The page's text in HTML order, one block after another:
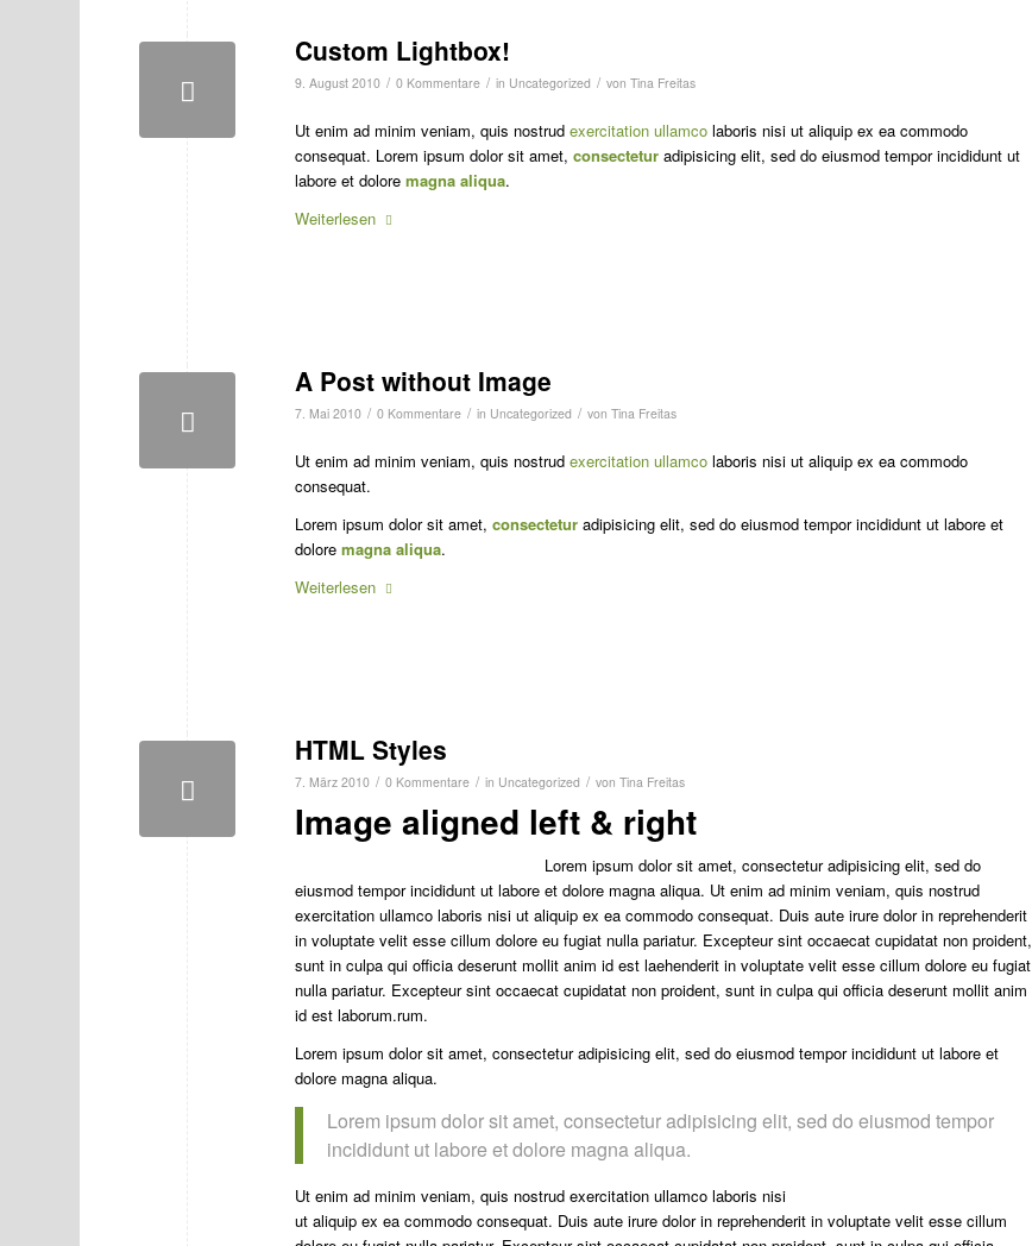
Custom Lightbox!
9. August 2010 / 0 Kommentare / in Uncategorized / vonTina Freitas
Ut enim ad minim veniam, quis nostrudexercitation ullamco laboris nisi ut aliquip ex ea commodo
consequat. Lorem ipsum dolor sit amet,consectetur adipisicing elit, sed do eiusmod tempor incididunt ut
labore et doloremagna aliqua.
Weiterlesen
A Post without Image
7. Mai 2010 / 0 Kommentare / in Uncategorized / vonTina Freitas
Ut enim ad minim veniam, quis nostrudexercitation ullamco laboris nisi ut aliquip ex ea commodo
consequat.
Lorem ipsum dolor sit amet,consectetur adipisicing elit, sed do eiusmod tempor incididunt ut labore et
doloremagna aliqua.
Weiterlesen
HTML Styles
7. März 2010 / 0 Kommentare / in Uncategorized / vonTina Freitas
Image aligned left & right
Lorem ipsum dolor sit amet, consectetur adipisicing elit, sed do
eiusmod tempor incididunt ut labore et dolore magna aliqua. Ut enim ad minim veniam, quis nostrud
exercitation ullamco laboris nisi ut aliquip ex ea commodo consequat. Duis aute irure dolor in reprehenderit
in voluptate velit esse cillum dolore eu fugiat nulla pariatur. Excepteur sint occaecat cupidatat non proident,
sunt in culpa qui officia deserunt mollit anim id est laehenderit in voluptate velit esse cillum dolore eu fugiat
nulla pariatur. Excepteur sint occaecat cupidatat non proident, sunt in culpa qui officia deserunt mollit anim
id est laborum.rum.
Lorem ipsum dolor sit amet, consectetur adipisicing elit, sed do eiusmod tempor incididunt ut labore et
dolore magna aliqua.
Lorem ipsum dolor sit amet, consectetur adipisicing elit, sed do eiusmod tempor
incididunt ut labore et dolore magna aliqua.
Ut enim ad minim veniam, quis nostrud exercitation ullamco laboris nisi
ut aliquip ex ea commodo consequat. Duis aute irure dolor in reprehenderit in voluptate velit esse cillum